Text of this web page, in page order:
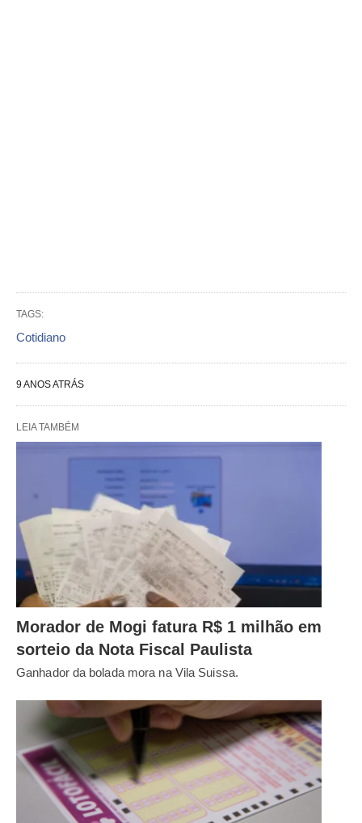
TAGS:
Cotidiano
9 ANOS ATRÁS
LEIA TAMBÉM
Morador de Mogi fatura R$ 1 milhão em
sorteio da Nota Fiscal Paulista
Ganhador da bolada mora na Vila Suissa.